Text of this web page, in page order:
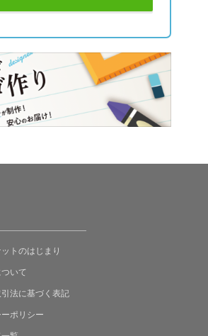
トのはじまり
いて
法に基づく表記
ポリシー